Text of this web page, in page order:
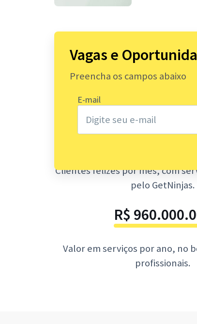
Vagas e
Preencha os campos abaixo
E-mail
4.000.000
plataforma do
140.000
Clientes felizes por mês, com
pelo GetNinjas.
R$
Valor em serviços por ano, no
profissionais.